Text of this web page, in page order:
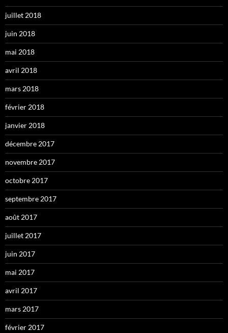
juillet 2018
juin 2018
mai 2018
avril 2018
mars 2018
février 2018
janvier 2018
décembre 2017
novembre 2017
octobre 2017
septembre 2017
août 2017
juillet 2017
juin 2017
mai 2017
avril 2017
mars 2017
février 2017